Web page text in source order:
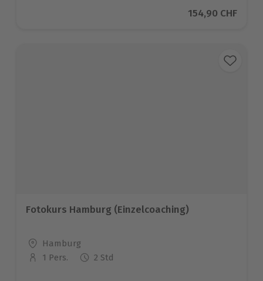
Aktueller Preis
154,90 CHF
Fotokurs Hamburg (Einzelcoaching)
Standort
Hamburg
Anzahl der Teilnehmer
1 Pers. 2 Std